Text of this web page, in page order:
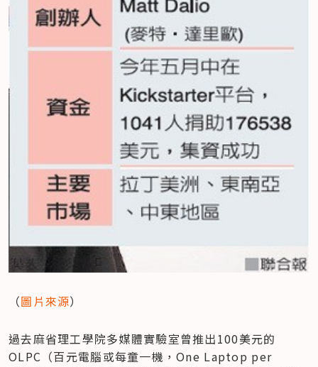
（圖片來源）
過去麻省理工學院多媒體實驗室曾推出100美元的
OLPC（百元電腦或每童一機，One Laptop per